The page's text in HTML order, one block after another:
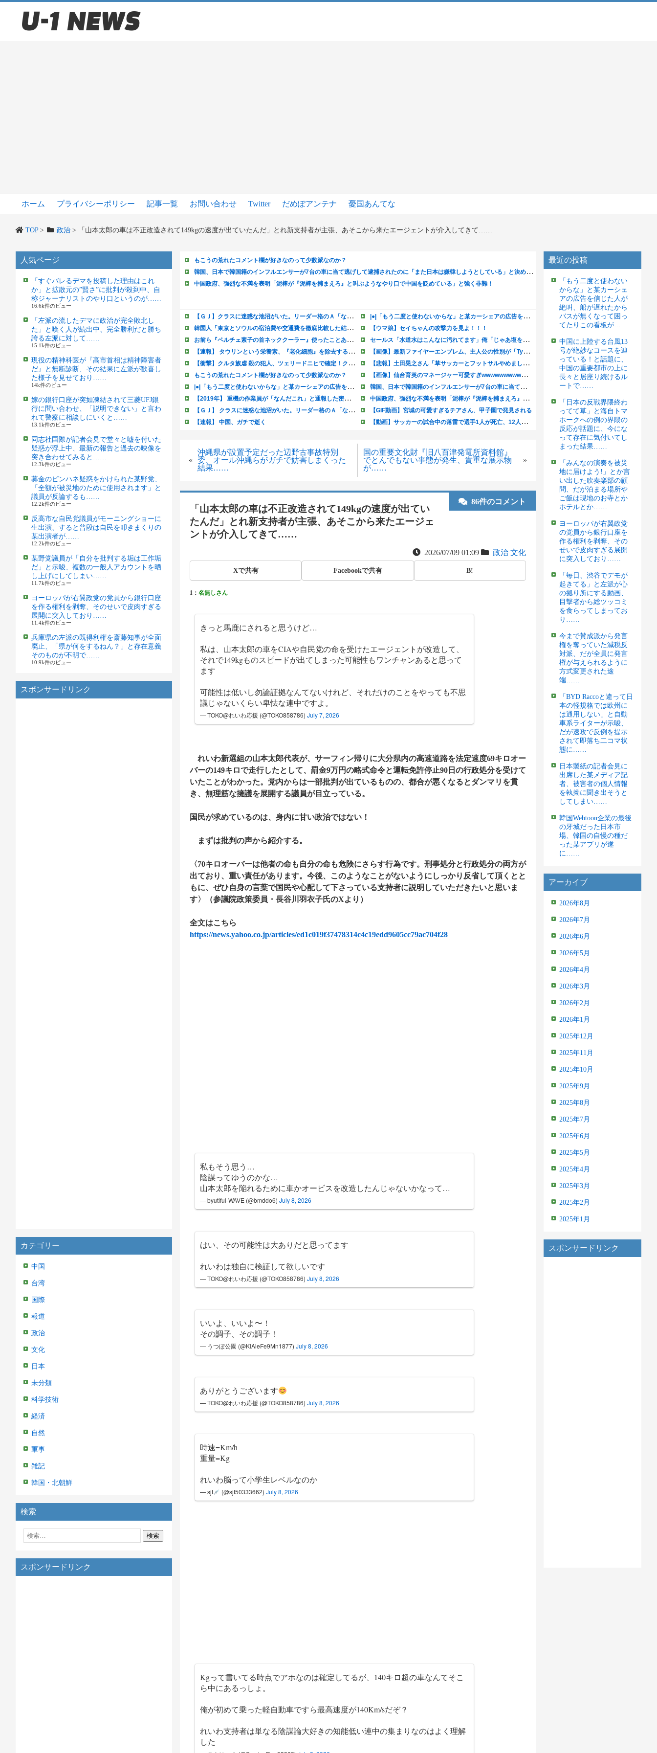
ホーム プライバシーポリシー 記事一覧 お問い合わせ Twitter だめぽアンテナ 憂国あんてな
TOP> 政治> 「山本太郎の車は不正改造されて149kgの速度が出ていたんだ」とれ新支持者が主張、あそこから来たエージェントが介入してきて……
人気ページ
「すぐバレるデマを投稿した理由はこれ
か」と拡散元の”賢さ”に批判が殺到中、自
称ジャーナリストのやり口というのが……
16.6k件のビュー
「左派の流したデマに政治が完全敗北し
た」と嘆く人が続出中、完全勝利だと勝ち
誇る左派に対して……
15.1k件のビュー
現役の精神科医が『高市首相は精神障害者
だ』と無断診断、その結果に左派が歓喜し
た様子を見せており……
14k件のビュー
嫁の銀行口座が突如凍結されて三菱UFJ銀
行に問い合わせ、「説明できない」と言わ
れて警察に相談しにいくと……
13.1k件のビュー
同志社国際が記者会見で堂々と嘘を付いた
疑惑が浮上中、最新の報告と過去の映像を
突き合わせてみると……
12.3k件のビュー
募金のピンハネ疑惑をかけられた某野党、
「全額が被災地のために使用されます」と
議員が反論するも……
12.2k件のビュー
反高市な自民党議員がモーニングショーに
生出演、すると普段は自民を叩きまくりの
某出演者が……
12.2k件のビュー
某野党議員が「自分を批判する垢は工作垢
だ」と示唆、複数の一般人アカウントを晒
し上げにしてしまい……
11.7k件のビュー
ヨーロッパが右翼政党の党員から銀行口座
を作る権利を剥奪、そのせいで皮肉すぎる
展開に突入しており……
11.4k件のビュー
兵庫県の左派の既得利権を斎藤知事が全面
廃止、「県が何をするねん？」と存在意義
そのものが不明で……
10.9k件のビュー
スポンサードリンク
カテゴリー
中国
台湾
国際
報道
政治
文化
日本
未分類
科学技術
経済
自然
軍事
雑記
韓国・北朝鮮
検索
スポンサードリンク
«
沖縄県が設置予定だった辺野古事故特別
委、オール沖縄らがガチで妨害しまくった
結果……
国の重要文化財『旧八百津発電所資料館』
でとんでもない事態が発生、貴重な展示物
が……
»
86件のコメント
「山本太郎の車は不正改造されて149kgの速度が出てい
たんだ」とれ新支持者が主張、あそこから来たエージェ
ントが介入してきて……
2026/07/09 01:09 政治 文化
Xで共有 Facebookで共有 B!
1： 名無しさん
きっと馬鹿にされると思うけど…
私は、山本太郎の車をCIAや自民党の命を受けたエージェントが改造して、
それで149kgものスピードが出てしまった可能性もワンチャンあると思って
ます
可能性は低いし勿論証拠なんてないけれど、それだけのことをやっても不思
議じゃないくらい卑怯な連中ですよ。
— TOKO@れいわ応援 (@TOKO858786) July 7, 2026
れいわ新選組の山本太郎代表が、サーフィン帰りに大分県内の高速道路を法定速度69キロオー
バーの149キロで走行したとして、罰金9万円の略式命令と運転免許停止90日の行政処分を受けて
いたことがわかった。党内からは一部批判が出ているものの、都合が悪くなるとダンマリを貫
き、無理筋な擁護を展開する議員が目立っている。
国民が求めているのは、身内に甘い政治ではない！
まずは批判の声から紹介する。
〈70キロオーバーは他者の命も自分の命も危険にさらす行為です。刑事処分と行政処分の両方が
出ており、重い責任があります。今後、このようなことがないようにしっかり反省して頂くとと
もに、ぜひ自身の言葉で国民や心配して下さっている支持者に説明していただきたいと思いま
す〉（参議院政策委員・長谷川羽衣子氏のXより）
全文はこちら
https://news.yahoo.co.jp/articles/ed1c019f37478314c4c19edd9605cc79ac704f28
私もそう思う…
陰謀ってゆうのかな…
山本太郎を陥れるために車かオービスを改造したんじゃないかなって…
— byutiful-WAVE (@bmddo6) July 8, 2026
はい、その可能性は大ありだと思ってます
れいわは独自に検証して欲しいです
— TOKO@れいわ応援 (@TOKO858786) July 8, 2026
いいよ、いいよ〜！
その調子、その調子！
— うつぼ公園 (@KIAieFe9Mn1877) July 8, 2026
ありがとうございます
— TOKO@れいわ応援 (@TOKO858786) July 8, 2026
時速=Km/h
重量=Kg
れいわ脳って小学生レベルなのか
— sjt (@sjt50333662) July 8, 2026
Kgって書いてる時点でアホなのは確定してるが、140キロ超の車なんてそこ
ら中にあるっしょ。
俺が初めて乗った軽自動車ですら最高速度が140Km/sだぞ？
れいわ支持者は単なる陰謀論大好きの知能低い連中の集まりなのはよく理解
した
最近の投稿
「もう二度と使わない
からな」と某カーシェ
アの広告を信じた人が
絶叫、船が遅れたから
バスが無くなって困っ
てたりこの看板が…
中国に上陸する台風13
号が絶妙なコースを辿
っている！と話題に、
中国の重要都市の上に
長々と居座り続けるル
ートで……
「日本の反戦界隈終わ
ってて草」と海自トマ
ホークへの例の界隈の
反応が話題に、今にな
って存在に気付いてし
まった結果……
「みんなの演奏を被災
地に届けよう!」とか言
い出した吹奏楽部の顧
問、だが泊まる場所や
ご飯は現地のお寺とか
ホテルとか……
ヨーロッパが右翼政党
の党員から銀行口座を
作る権利を剥奪、その
せいで皮肉すぎる展開
に突入しており……
「毎日、渋谷でデモが
起きてる」と左派が心
の拠り所にする動画、
目撃者から総ツッコミ
を食らってしまってお
り……
今まで賛成派から発言
権を奪っていた減税反
対派、だが全員に発言
権が与えられるように
方式変更された途
端……
「BYD Raccoと違って日
本の軽規格では欧州に
は通用しない」と自動
車系ライターが示唆、
だが速攻で反例を提示
されて即落ち二コマ状
態に……
日本製紙の記者会見に
出席した某メディア記
者、被害者の個人情報
を執拗に聞き出そうと
してしまい……
韓国Webtoon企業の最後
の牙城だった日本市
場、韓国の自慢の種だ
った某アプリが遂
に……
アーカイブ
2026年8月
2026年7月
2026年6月
2026年5月
2026年4月
2026年3月
2026年2月
2026年1月
2025年12月
2025年11月
2025年10月
2025年9月
2025年8月
2025年7月
2025年6月
2025年5月
2025年4月
2025年3月
2025年2月
2025年1月
スポンサードリンク